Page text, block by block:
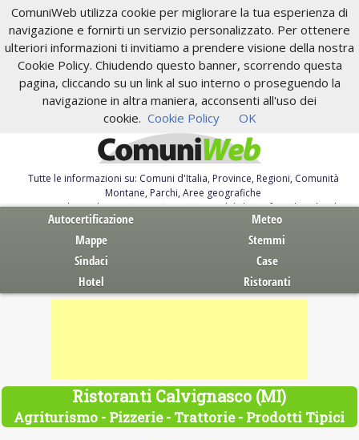
ComuniWeb utilizza cookie per migliorare la tua esperienza di
navigazione e fornirti un servizio personalizzato. Per ottenere
ulteriori informazioni ti invitiamo a prendere visione della nostra
Cookie Policy. Chiudendo questo banner, scorrendo questa
pagina, cliccando su un link al suo interno o proseguendo la
navigazione in altra maniera, acconsenti all'uso dei
cookie. Cookie Policy OK
Tutte le informazioni su: Comuni d'Italia, Province, Regioni, Comunità
Montane, Parchi, Aree geografiche
Servizi al Cittadino. Autocertificazione, moduli, leggi, free download
Autocertificazione
Meteo
Mappe
Stemmi
Sindaci
Case
Hotel
Ristoranti
Ristoranti Calvignasco (MI)
Agriturismo - Pizzerie - Trattorie - Prodotti Tipici